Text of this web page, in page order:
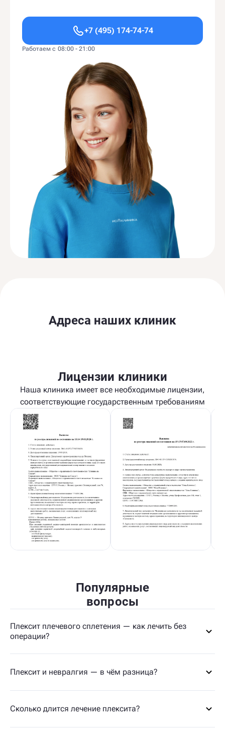
+7 (495) 174-74-74
Работаем с 08:00 - 21:00
Адреса наших клиник
Лицензии клиники
Наша клиника имеет все необходимые лицензии,
соответствующие государственным требованиям
Популярные
вопросы
Плексит плечевого сплетения — как лечить без
операции?
Плексит и невралгия — в чём разница?
Сколько длится лечение плексита?